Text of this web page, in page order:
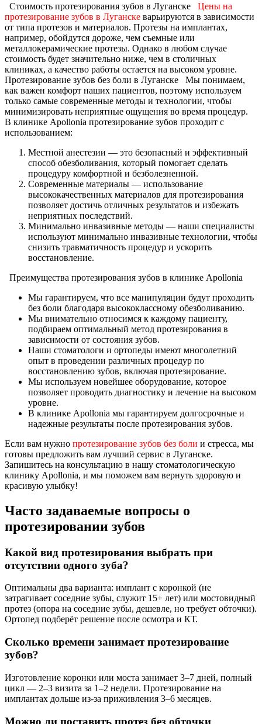
Стоимость протезирования зубов в Луганске
Цены на
протезирование зубов в Луганске варьируются в зависимости
от типа протезов и материалов. Протезы на имплантах,
например, обойдутся дороже, чем съемные или
металлокерамические протезы. Однако в любом случае
стоимость будет значительно ниже, чем в столичных
клиниках, а качество работы остается на высоком уровне.
Протезирование зубов без боли в Луганске
Мы понимаем,
как важен комфорт наших пациентов, поэтому используем
только самые современные методы и технологии, чтобы
минимизировать неприятные ощущения во время процедур.
В клинике Apollonia протезирование зубов проходит с
использованием:
Местной анестезии — это безопасный и эффективный
способ обезболивания, который помогает сделать
процедуру комфортной и безболезненной.
Современные материалы — использование
высококачественных материалов для протезирования
позволяет достичь отличных результатов и избежать
неприятных последствий.
Минимально инвазивные методы — наши специалисты
используют минимально инвазивные технологии, чтобы
снизить травматичность процедур и ускорить
восстановление.
Преимущества протезирования зубов в клинике Apollonia
Мы гарантируем, что все манипуляции будут проходить
без боли благодаря высококлассному обезболиванию.
Мы внимательно относимся к каждому пациенту,
подбираем оптимальный метод протезирования в
зависимости от состояния зубов.
Наши стоматологи и ортопеды имеют многолетний
опыт в проведении различных процедур по
восстановлению зубов, включая протезирование.
Мы используем новейшее оборудование, которое
позволяет проводить диагностику и лечение на высоком
уровне.
В клинике Apollonia мы гарантируем долгосрочные и
надежные результаты после протезирования зубов.
Если вам нужно протезирование зубов без боли и стресса, мы
готовы предложить вам лучший сервис в Луганске.
Запишитесь на консультацию в нашу стоматологическую
клинику Apollonia, и мы поможем вам вернуть здоровую и
красивую улыбку!
Часто задаваемые вопросы о
протезировании зубов
Какой вид протезирования выбрать при
отсутствии одного зуба?
Оптимальны два варианта: имплант с коронкой (не
затрагивает соседние зубы, служит 15+ лет) или мостовидный
протез (опора на соседние зубы, дешевле, но требует обточки).
Ортопед подберёт решение после осмотра и КТ.
Сколько времени занимает протезирование
зубов?
Изготовление коронки или моста занимает 3–7 дней, полный
цикл — 2–3 визита за 1–2 недели. Протезирование на
имплантах дольше из-за приживления 3–6 месяцев.
Можно ли поставить протез без обточки